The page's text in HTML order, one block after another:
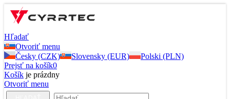
Hľadať
Otvoriť menu
Česky (CZK)
Slovensky (EUR)
Polski (PLN)
Prejsť na košík0
Košík je prázdny
Otvoriť menu